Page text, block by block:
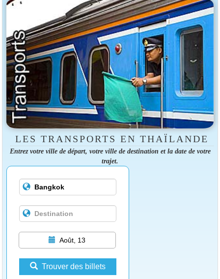
LES TRANSPORTS EN THAÏLANDE
Entrez votre ville de départ, votre ville de destination et la date de votre
trajet.
Août, 13
Trouver des billets